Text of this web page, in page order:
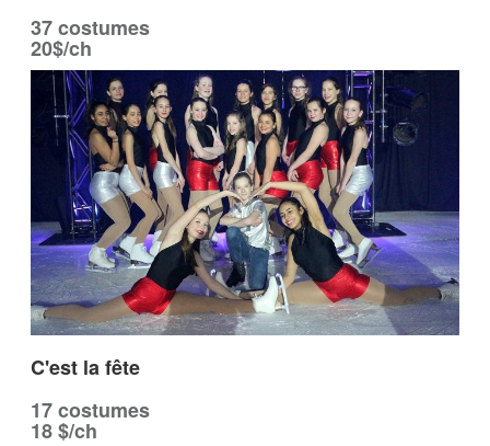
37 costumes
20$/ch
C'est la fête
17 costumes
18 $/ch